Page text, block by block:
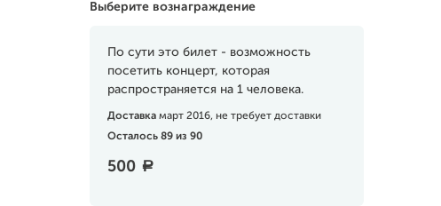
Выберите вознаграждение
По сути это билет - возможность
посетить концерт, которая
распространяется на 1 человека.
Доставка март 2016, не требует доставки
Осталось 89 из 90
500 a